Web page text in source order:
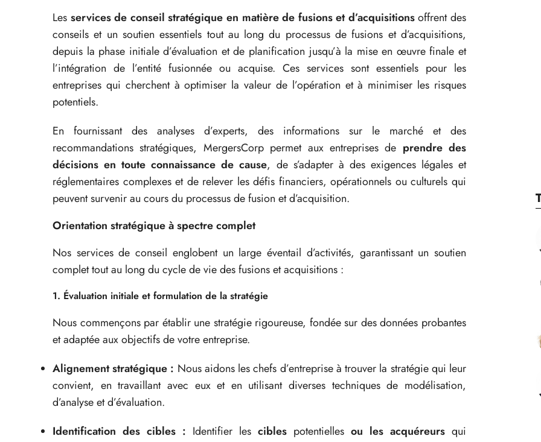
Les services de conseil stratégique en matière de fusions et d’acquisitionsoffrent des
conseils et un soutien essentiels tout au long du processus de fusions et d’acquisitions,
depuis la phase initiale d’évaluation et de planification jusqu’à la mise en œuvre finale et
l’intégration de l’entité fusionnée ou acquise. Ces services sont essentiels pour les
entreprises qui cherchent à optimiser la valeur de l’opération et à minimiser les risques
potentiels.
En fournissant des analyses d’experts, des informations sur le marché et des
recommandations stratégiques, MergersCorp permet aux entreprises de prendre des
décisions en toute connaissance de cause, de s’adapter à des exigences légales et
réglementaires complexes et de relever les défis financiers, opérationnels ou culturels qui
peuvent survenir au cours du processus de fusion et d’acquisition.
Orientation stratégique à spectre complet
Nos services de conseil englobent un large éventail d’activités, garantissant un soutien
complet tout au long du cycle de vie des fusions et acquisitions :
1. Évaluation initiale et formulation de la stratégie
Nous commençons par établir une stratégie rigoureuse, fondée sur des données probantes
et adaptée aux objectifs de votre entreprise.
Alignement stratégique : Nous aidons les chefs d’entreprise à trouver la stratégie qui leur
convient, en travaillant avec eux et en utilisant diverses techniques de modélisation,
d’analyse et d’évaluation.
Identification des cibles : Identifier les cibles potentielles ou les acquéreurs qui